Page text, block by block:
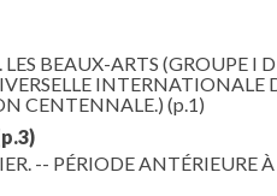
BEAUX-ARTS (GROUPE I
INTERNATIONALE
CENTENNALE.) (p.1)
-- PÉRIODE ANTÉRIEURE